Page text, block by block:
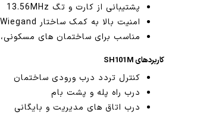
پشتیبانی از کارت و تگ 13.56MHz
امنیت بالا به کمک ساختار Wiegand
مناسب برای ساختمان های
کاربردهای SH101M
کنترل تردد درب ورودی ساختمان
درب راه پله و پشت بام
درب اتاق های مدیریت و بایگانی